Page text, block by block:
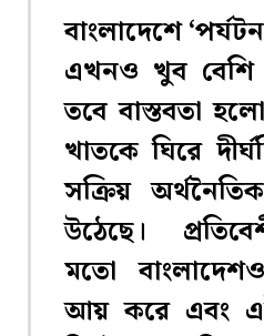
বাংলাদেশে
এখনও খুব
তবে বাস্তবতা
খাতকে ঘিরে
সক্রিয়
উঠেছে।
মতো
আয় করে এবং